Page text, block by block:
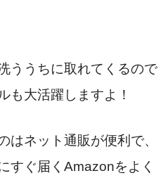
ううちに取れてくるので
も大活躍しますよ！
はネット通販が便利で、
すぐ届くAmazonをよく